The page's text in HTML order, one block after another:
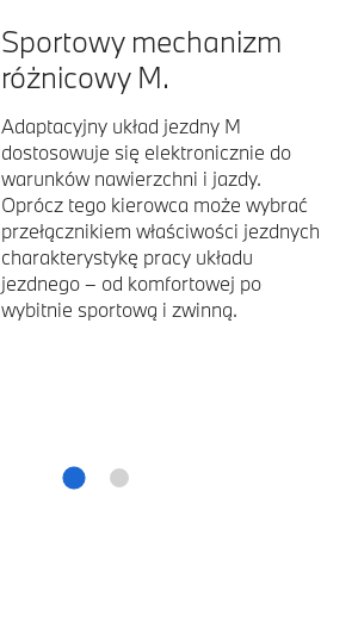
Sportowy mechanizm
różnicowy M.
Adaptacyjny układ jezdny M
dostosowuje się elektronicznie do
warunków nawierzchni i jazdy.
Oprócz tego kierowca może wybrać
przełącznikiem właściwości jezdnych
charakterystykę pracy układu
jezdnego – od komfortowej po
wybitnie sportową i zwinną.